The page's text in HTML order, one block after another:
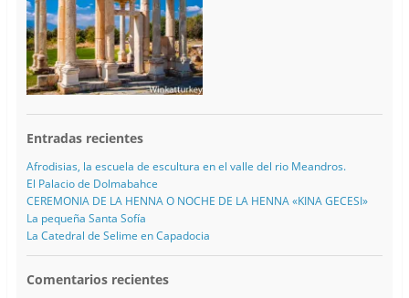
Entradas recientes
Afrodisias, la escuela de escultura en el valle del rio Meandros.
El Palacio de Dolmabahce
CEREMONIA DE LA HENNA O NOCHE DE LA HENNA «KINA GECESI»
La pequeña Santa Sofía
La Catedral de Selime en Capadocia
Comentarios recientes